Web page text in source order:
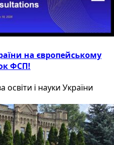
на європейському
ФСП!
освіти і науки України